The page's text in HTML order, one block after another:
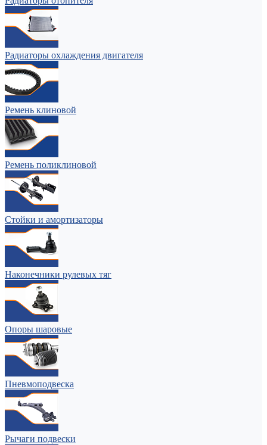
Радиаторы охлаждения двигателя
Ремень клиновой
Ремень поликлиновой
Стойки и амортизаторы
Наконечники рулевых тяг
Опоры шаровые
Пневмоподвеска
Рычаги подвески